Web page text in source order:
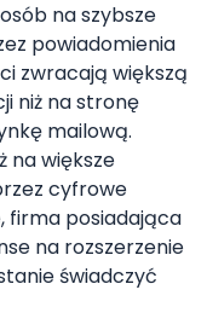
na szybsze
powiadomienia
zwracają większą
niż na stronę
mailową.
na większe
cyfrowe
firma posiadająca
na rozszerzenie
świadczyć